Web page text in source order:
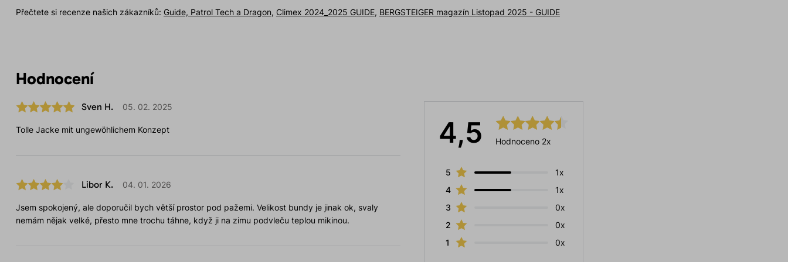
Přečtete si recenze našich zákazníků: Guide, Patrol Tech a Dragon, Climex 2024_2025 GUIDE, BERGSTEIGER magazín Listopad 2025 - GUIDE
Hodnocení
4,5 Hodnoceno 2x
5
1x
4
1x
3
0x
2
0x
1
0x
Sven H. 05. 02. 2025
Tolle Jacke mit ungewöhlichem Konzept
Libor K. 04. 01. 2026
Jsem spokojený, ale doporučil bych větší prostor pod pažemi. Velikost bundy je jinak ok, svaly
nemám nějak velké, přesto mne trochu táhne, když ji na zimu podvleču teplou mikinou.